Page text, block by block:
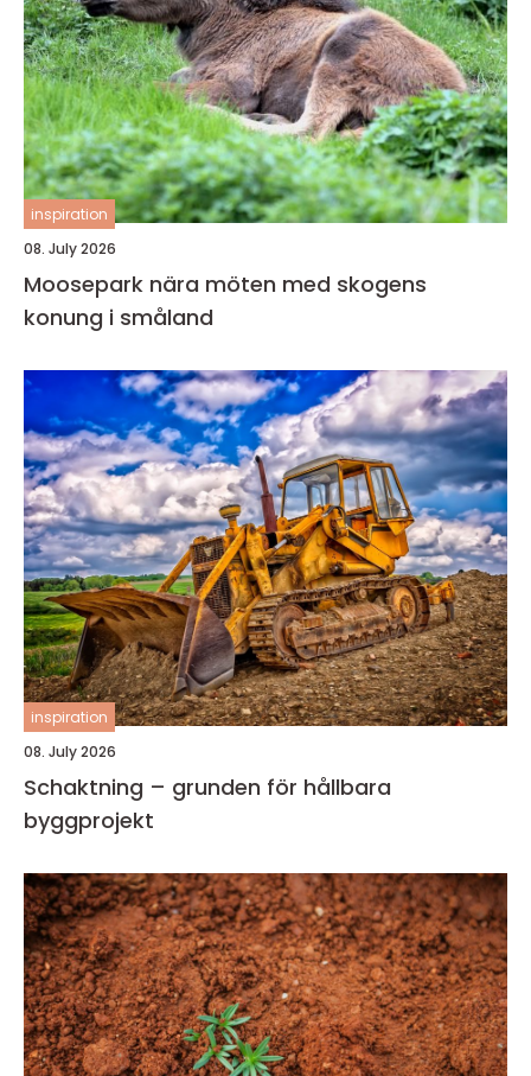
inspiration
08. July 2026
Moosepark nära möten med skogens
konung i småland
inspiration
08. July 2026
Schaktning – grunden för hållbara
byggprojekt